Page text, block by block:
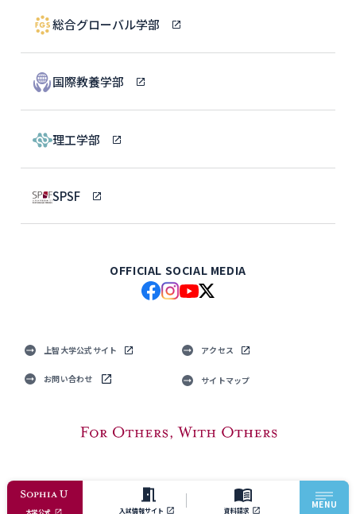
大学公式 入試情報サイト 資料請求
MENU
総合グローバル学部
国際教養学部
理工学部
SPSF
OFFICIAL SOCIAL MEDIA
上智大学公式サイト アクセス
お問い合わせ サイトマップ
© Sophia University. All Rights Reserved.